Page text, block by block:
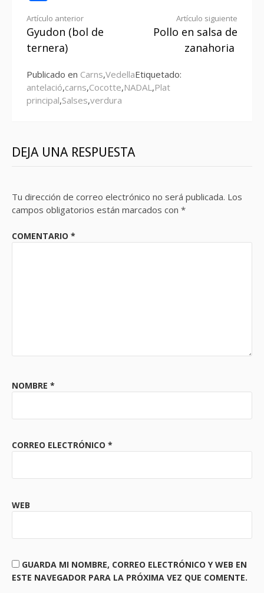
Seguir
leyendo
Artículo anterior
Gyudon (bol de
ternera)
Artículo siguiente
Pollo en salsa de
zanahoria
Publicado en Carns,VedellaEtiquetado:
antelació,carns,Cocotte,NADAL ,Plat
principal,Salses,verdura
DEJA UNA RESPUESTA
Tu dirección de correo electrónico no será publicada. Los
campos obligatorios están marcados con *
COMENTARIO *
NOMBRE *
CORREO ELECTRÓNICO *
WEB
GUARDA MI NOMBRE, CORREO ELECTRÓNICO Y WEB EN
ESTE NAVEGADOR PARA LA PRÓXIMA VEZ QUE COMENTE.